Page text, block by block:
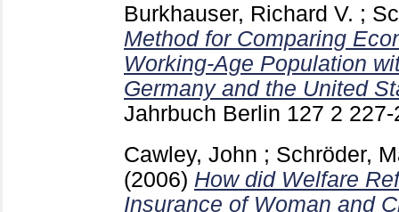
Burkhauser, Richard V. ;
Method for Comparing
Working-Age Population
Germany and the United
Jahrbuch Berlin 127 2
Cawley, John ; Schröder,
(2006) How did Welfare
Insurance of Woman and